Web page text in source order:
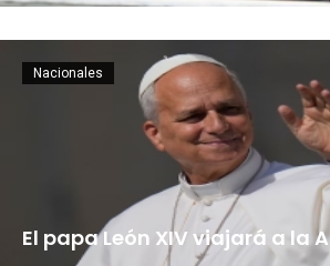
El papa León XIV viajará a la
Nacionales